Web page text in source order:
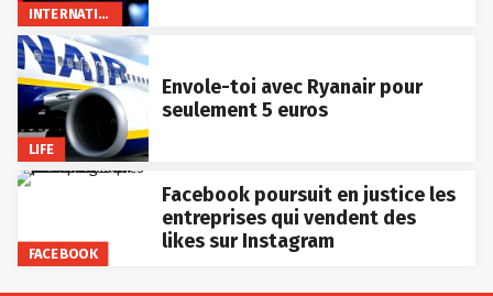
INTERNATIONAL
LIFE
Envole-toi avec Ryanair pour
seulement 5 euros
FACEBOOK
Facebook poursuit en justice les
entreprises qui vendent des
likes sur Instagram